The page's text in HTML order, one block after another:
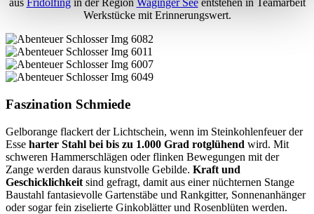
aus Fridolfingin der Region Waginger Seeentstehen in Teamarbeit
Werkstücke mit Erinnerungswert.
Faszination Schmiede
Gelborange flackert der Lichtschein, wenn im Steinkohlenfeuer der
Esse harter Stahl bei bis zu 1.000 Grad rotglühend wird. Mit
schweren Hammerschlägen oder flinken Bewegungen mit der
Zange werden daraus kunstvolle Gebilde. Kraft und
Geschicklichkeit sind gefragt, damit aus einer nüchternen Stange
Baustahl fantasievolle Gartenstäbe und Rankgitter, Sonnenanhänger
oder sogar fein ziselierte Ginkoblätter und Rosenblüten werden.